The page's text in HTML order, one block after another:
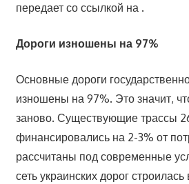
передает со ссылкой на .
Дороги изношены на 97%
Основные дороги
изношены на 97%. Это значит,
заново. Существующие трассы
финансировались на 2-3% от
рассчитаны под современные
сеть украинских дорог